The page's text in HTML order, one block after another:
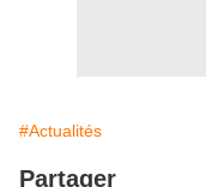
#Actualités
Partager